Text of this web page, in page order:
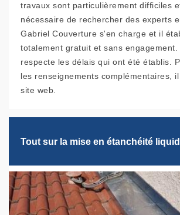
travaux sont particulièrement difficiles
nécessaire de rechercher des experts
Gabriel Couverture s'en charge et il
totalement gratuit et sans engagement.
respecte les délais qui ont été établis.
les renseignements complémentaires,
site web.
Tout sur la mise en étanchéité